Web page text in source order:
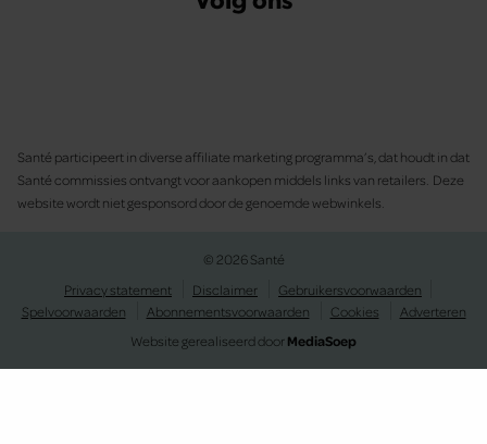
Santé participeert in diverse affiliate marketing programma’s, dat houdt in dat
Santé commissies ontvangt voor aankopen middels links van retailers. Deze
website wordt niet gesponsord door de genoemde webwinkels.
© 2026 Santé
Privacy statement
Disclaimer
Gebruikersvoorwaarden
Spelvoorwaarden
Abonnementsvoorwaarden Cookies
Adverteren
Website gerealiseerd doorMediaSoep